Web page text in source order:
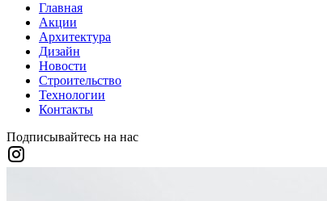
Главная
Акции
Архитектура
Дизайн
Новости
Строительство
Технологии
Контакты
Подписывайтесь на нас